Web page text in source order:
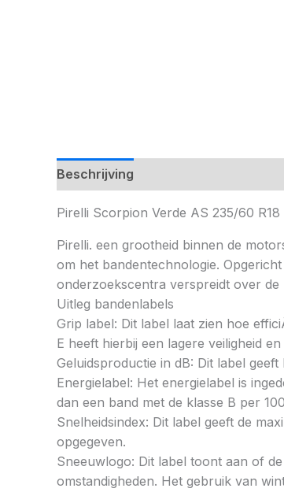
Beschrijving
Pirelli Scorpion Verde AS 235/60 R18
Pirelli. een grootheid binnen de
om het bandentechnologie.
onderzoekscentra verspreidt over
Uitleg bandenlabels
Grip label: Dit label laat zien hoe
E heeft hierbij een lagere veiligheid
Geluidsproductie in dB: Dit label
Energielabel: Het energielabel is
dan een band met de klasse B per
Snelheidsindex: Dit label geeft de
opgegeven.
Sneeuwlogo: Dit label toont aan of
omstandigheden. Het gebruik van